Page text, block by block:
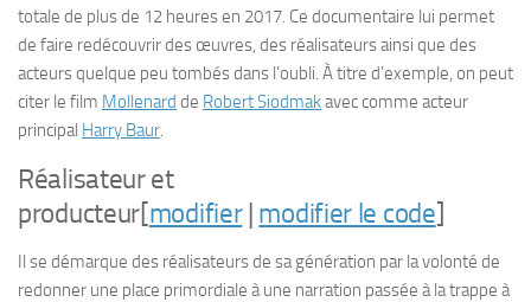
totale de plus de 12 heures en 2017. Ce documentaire lui permet
de faire redécouvrir des œuvres, des réalisateurs ainsi que des
acteurs quelque peu tombés dans l’oubli. À titre d’exemple, on peut
citer le film Mollenard de Robert Siodmakavec comme acteur
principal Harry Baur.
Réalisateur et
producteur[modifier| modifier le code]
Il se démarque des réalisateurs de sa génération par la volonté de
redonner une place primordiale à une narration passée à la trappe à